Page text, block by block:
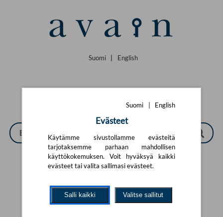
Suomi English
Tarkennettu haku
Yhtään tuotetta ei löytynyt. Yritä uutta hakua alla olevalla
Suomi | English
Evästeet
Käytämme sivustollamme evästeitä
tarjotaksemme parhaan mahdollisen
käyttökokemuksen. Voit hyväksyä kaikki
evästeet tai valita sallimasi evästeet.
Salli kaikki Valitse sallitut